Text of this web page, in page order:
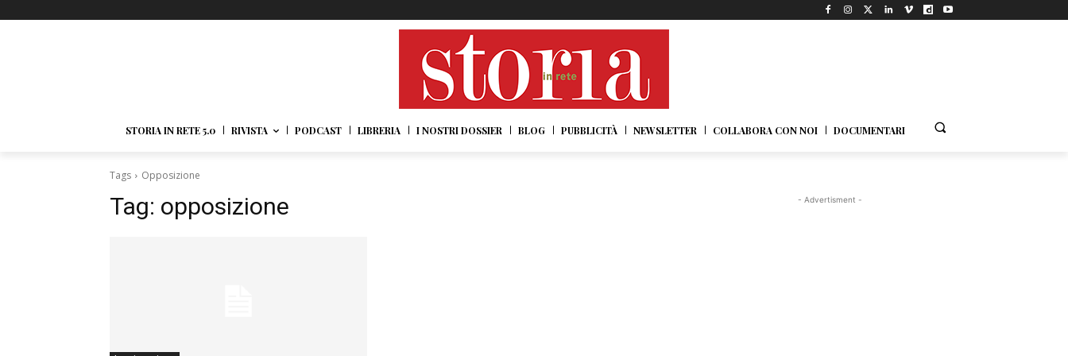
STORIA IN RETE 5.0 RIVISTA PODCAST LIBRERIA I NOSTRI DOSSIER BLOG PUBBLICITÀ NEWSLETTER COLLABORA CON NOI DOCUMENTARI
Tags Opposizione
Tag: opposizione - Advertisment -